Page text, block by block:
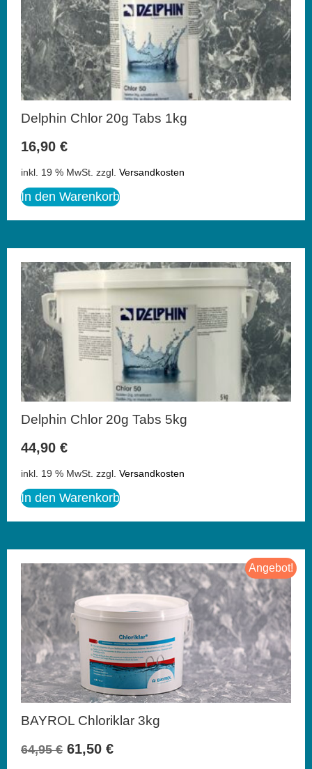
Delphin Chlor 20g Tabs 1kg
16,90 €
inkl. 19 % MwSt. zzgl. Versandkosten
In den Warenkorb
Delphin Chlor 20g Tabs 5kg
44,90 €
inkl. 19 % MwSt. zzgl. Versandkosten
In den Warenkorb
Angebot!
BAYROL Chloriklar 3kg
64,95€ 61,50 €